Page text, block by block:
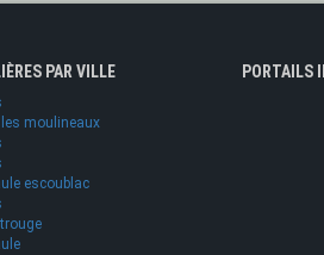
PAR VILLE
moulineaux
escoublac
PORTAILS